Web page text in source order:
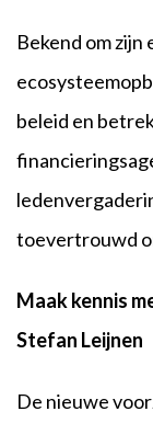
Bekend om zijn
beleid en
toevertrouwd
Maak kennis
Stefan Leijnen
De nieuwe